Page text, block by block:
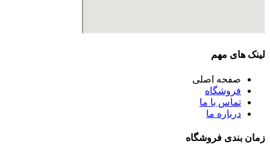
لینک های مهم
صفحه اصلی
فروشگاه
تماس با ما
درباره ما
زمان بندی فروشگاه